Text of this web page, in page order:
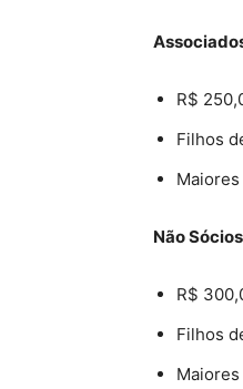
R$
Filhos
Maiores
Não
R$
Filhos
Maiores